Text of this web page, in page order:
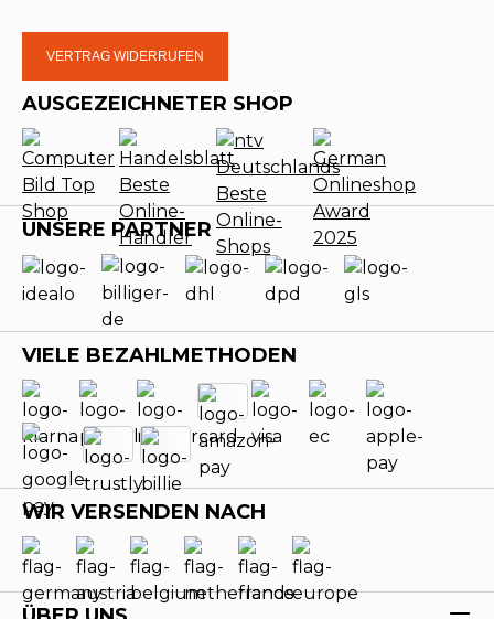
VERTRAG WIDERRUFEN
AUSGEZEICHNETER SHOP
UNSERE PARTNER
VIELE BEZAHLMETHODEN
WIR VERSENDEN NACH